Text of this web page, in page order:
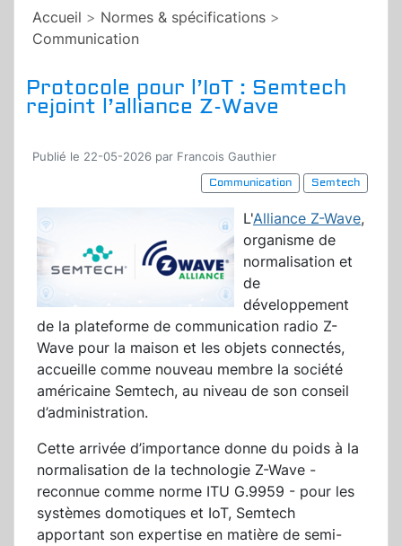
Accueil > Normes & spécifications >
Communication
Protocole pour l’IoT : Semtech
rejoint l’alliance Z-Wave
Publié le 22-05-2026 par Francois Gauthier
Communication
Semtech
L'Alliance Z-Wave,
organisme de
normalisation et
de
développement
de la plateforme de communication radio Z-
Wave pour la maison et les objets connectés,
accueille comme nouveau membre la société
américaine Semtech, au niveau de son conseil
d’administration.
Cette arrivée d’importance donne du poids à la
normalisation de la technologie Z-Wave -
reconnue comme norme ITU G.9959 - pour les
systèmes domotiques et IoT, Semtech
apportant son expertise en matière de semi-